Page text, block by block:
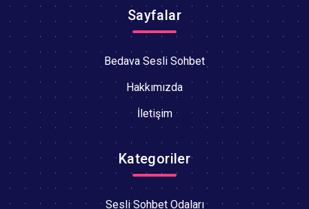
Sayfalar
Bedava Sesli Sohbet
Hakkımızda
İletişim
Kategoriler
Sesli Sohbet Odaları